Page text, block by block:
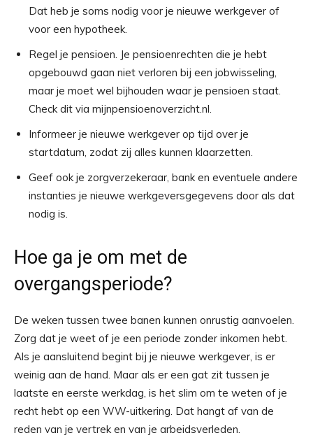
Dat heb je soms nodig voor je nieuwe werkgever of
voor een hypotheek.
Regel je pensioen. Je pensioenrechten die je hebt
opgebouwd gaan niet verloren bij een jobwisseling,
maar je moet wel bijhouden waar je pensioen staat.
Check dit via mijnpensioenoverzicht.nl.
Informeer je nieuwe werkgever op tijd over je
startdatum, zodat zij alles kunnen klaarzetten.
Geef ook je zorgverzekeraar, bank en eventuele andere
instanties je nieuwe werkgeversgegevens door als dat
nodig is.
Hoe ga je om met de
overgangsperiode?
De weken tussen twee banen kunnen onrustig aanvoelen.
Zorg dat je weet of je een periode zonder inkomen hebt.
Als je aansluitend begint bij je nieuwe werkgever, is er
weinig aan de hand. Maar als er een gat zit tussen je
laatste en eerste werkdag, is het slim om te weten of je
recht hebt op een WW-uitkering. Dat hangt af van de
reden van je vertrek en van je arbeidsverleden.